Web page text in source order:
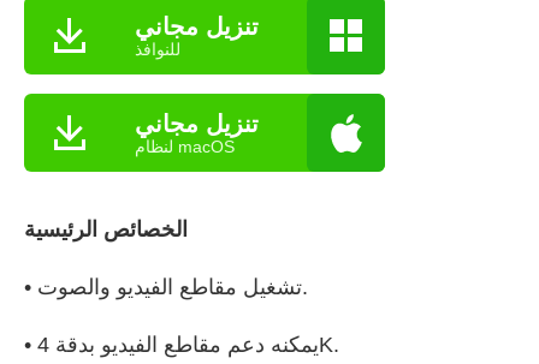
تنزيل مجاني
للنوافذ
تنزيل مجاني
لنظام macOS
الخصائص الرئيسية
• تشغيل مقاطع الفيديو والصوت.
• يمكنه دعم مقاطع الفيديو بدقة 4K.